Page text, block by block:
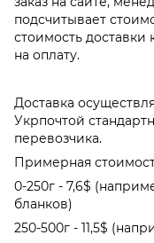
подсчитывает
стоимость доставки
на оплату.
Доставка
Укрпочтой
перевозчика.
Примерная
0-250г - 7,6$
бланков)
250-500г - 11,5$